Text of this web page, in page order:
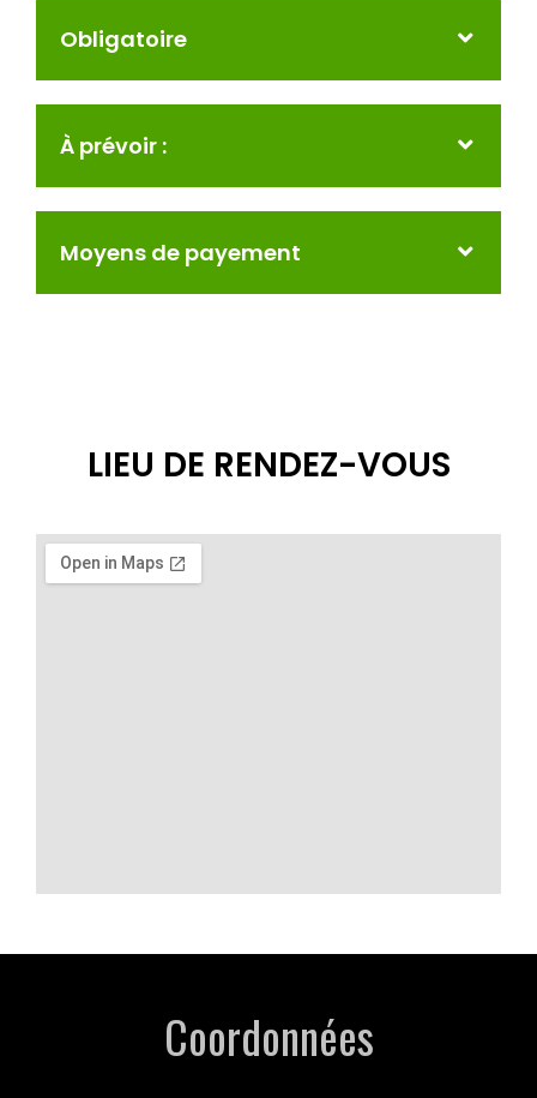
Obligatoire
À prévoir :
Moyens de payement
LIEU DE RENDEZ-VOUS
Coordonnées